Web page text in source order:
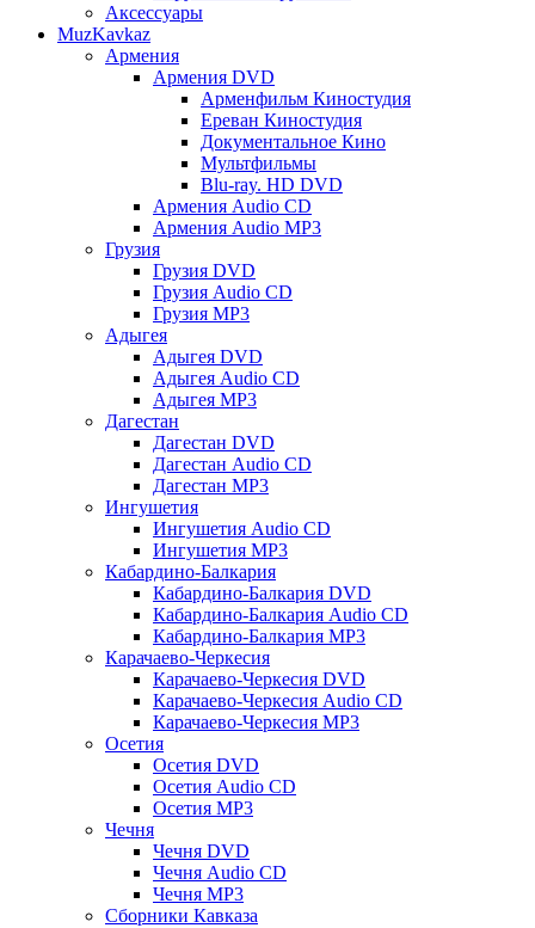
Аксессуары
MuzKavkaz
Армения
Армения DVD
Арменфильм Киностудия
Ереван Киностудия
Документальное Кино
Мультфильмы
Blu-ray. HD DVD
Армения Audio CD
Армения Audio MP3
Грузия
Грузия DVD
Грузия Audio CD
Грузия MP3
Адыгея
Адыгея DVD
Адыгея Audio CD
Адыгея MP3
Дагестан
Дагестан DVD
Дагестан Audio CD
Дагестан MP3
Ингушетия
Ингушетия Audio CD
Ингушетия MP3
Кабардино-Балкария
Кабардино-Балкария DVD
Кабардино-Балкария Audio CD
Кабардино-Балкария MP3
Карачаево-Черкесия
Карачаево-Черкесия DVD
Карачаево-Черкесия Audio CD
Карачаево-Черкесия MP3
Осетия
Осетия DVD
Осетия Audio CD
Осетия MP3
Чечня
Чечня DVD
Чечня Audio CD
Чечня MP3
Сборники Кавказа